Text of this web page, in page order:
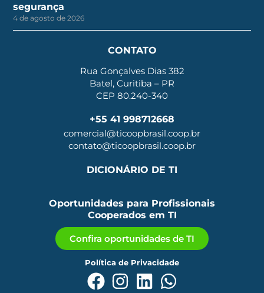
segurança
4 de agosto de 2026
CONTATO
Rua Gonçalves Dias 382
Batel, Curitiba – PR
CEP 80.240-340
+55 41 998712668
comercial@ticoopbrasil.coop.br
contato@ticoopbrasil.coop.br
DICIONÁRIO DE TI
Oportunidades para Profissionais
Cooperados em TI
Confira oportunidades de TI
Política de Privacidade